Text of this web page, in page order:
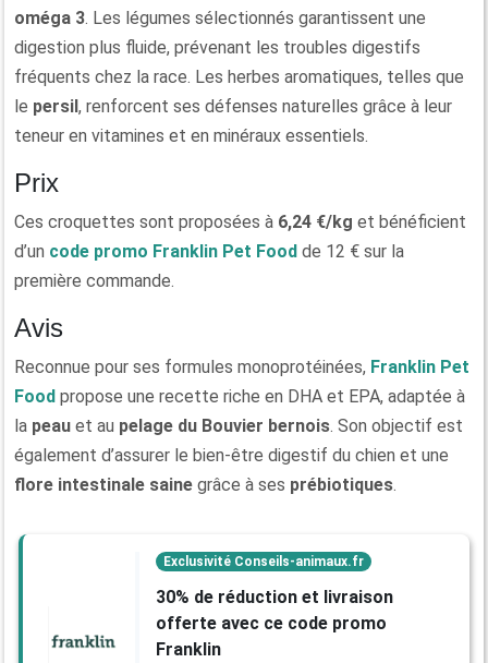
oméga 3. Les légumes sélectionnés garantissent une
digestion plus fluide, prévenant les troubles digestifs
fréquents chez la race. Les herbes aromatiques, telles que
le persil, renforcent ses défenses naturelles grâce à leur
teneur en vitamines et en minéraux essentiels.
Prix
Ces croquettes sont proposées à 6,24 €/kg et bénéficient
d’un code promo Franklin Pet Food de 12 € sur la
première commande.
Avis
Reconnue pour ses formules monoprotéinées, Franklin Pet
Food propose une recette riche en DHA et EPA, adaptée à
la peau et au pelage du Bouvier bernois. Son objectif est
également d’assurer le bien-être digestif du chien et une
flore intestinale saine grâce à ses prébiotiques.
Exclusivité Conseils-animaux.fr
30% de réduction et livraison
offerte avec ce code promo
Franklin